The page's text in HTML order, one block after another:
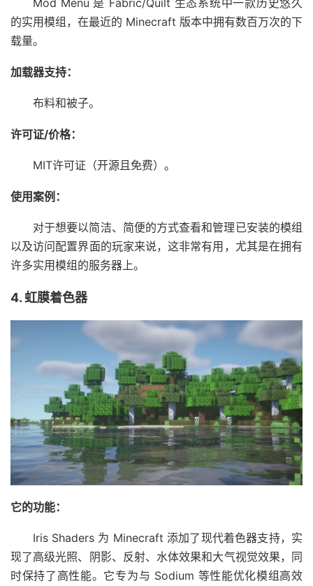
Mod Menu 是 Fabric/Quilt 生态系统中一款历史悠久
的实用模组，在最近的 Minecraft 版本中拥有数百万次的下
载量。
加载器支持：
布料和被子。
许可证/价格：
MIT许可证（开源且免费）。
使用案例：
对于想要以简洁、简便的方式查看和管理已安装的模组
以及访问配置界面的玩家来说，这非常有用，尤其是在拥有
许多实用模组的服务器上。
4. 虹膜着色器
它的功能：
Iris Shaders 为 Minecraft 添加了现代着色器支持，实
现了高级光照、阴影、反射、水体效果和大气视觉效果，同
时保持了高性能。它专为与 Sodium 等性能优化模组高效